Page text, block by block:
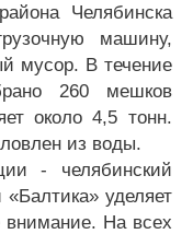
Челябинска
машину,
мусор. В течение
260 мешков
около 4,5 тонн.
из воды.
- челябинский
уделяет
внимание. На всех